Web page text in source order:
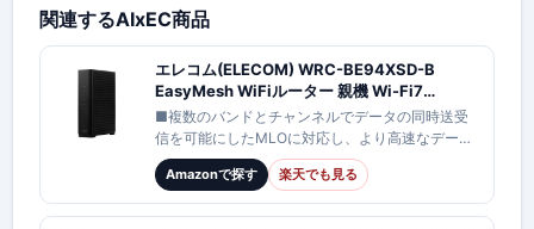
関連するAIxEC商品
エレコム(ELECOM) WRC-BE94XSD-B
EasyMesh WiFiルーター 親機 Wi-Fi7
11be/11ax 5765+2882+688Mbps IPv6 対応
有線 10Gbps AIセキュリティ搭載
■複数のバンドとチャンネルでデータの同時送受
信を可能にしたMLOに対応し、より高速なデータ
通信、大容量のファイルの高速ダウンロードが可
能になりました。本製品のMLOは「2.4GHz…
Amazonで探す 楽天でも見る